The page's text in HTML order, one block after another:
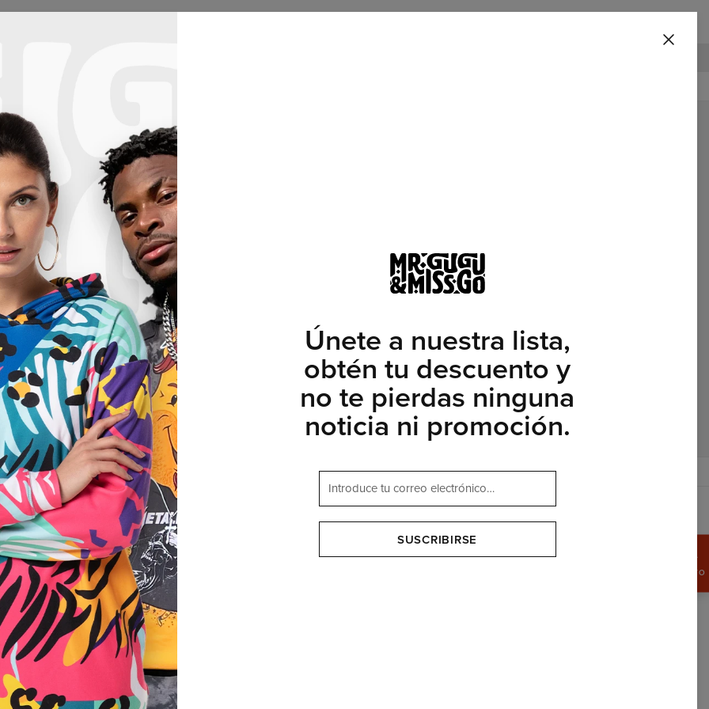
UNIDOS $ USD
afiliados
Únete a nuestra lista,
obtén tu descuento y
no te pierdas ninguna
noticia ni promoción.
SUSCRIBIRSE
APROVECHA
DE DESCUENTO